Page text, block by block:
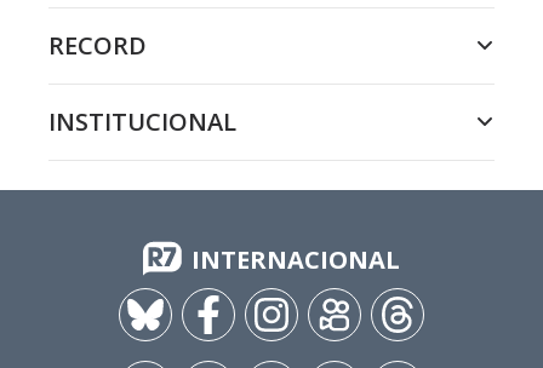
RECORD
INSTITUCIONAL
INTERNACIONAL